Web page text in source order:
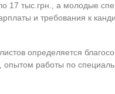
17 тыс.грн., а молодые
и требования к
определяется
работы по